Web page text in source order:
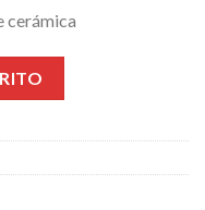
cerámica